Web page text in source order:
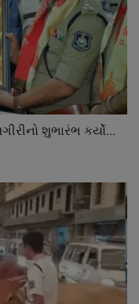
શુભારંભ કર્યો...